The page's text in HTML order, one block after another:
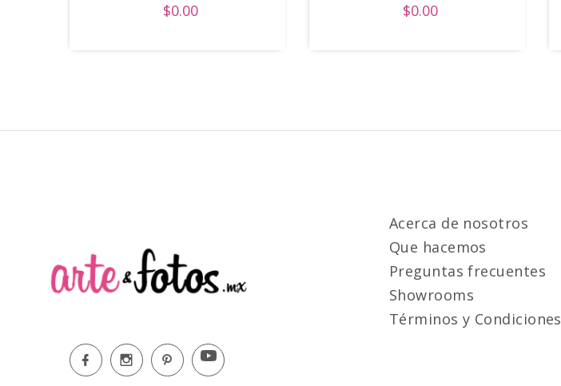
$0.00
$0.00
Acerca de nosotros
Que hacemos
Preguntas frecuentes
Showrooms
Términos y Condiciones